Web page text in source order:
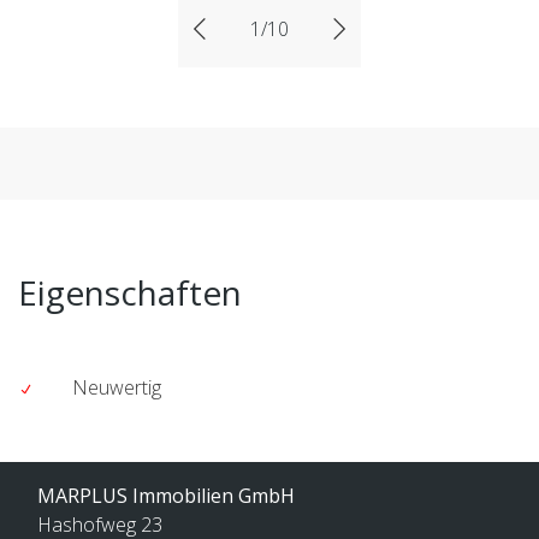
1/10
Eigenschaften
Neuwertig
MARPLUS Immobilien GmbH
Hashofweg 23